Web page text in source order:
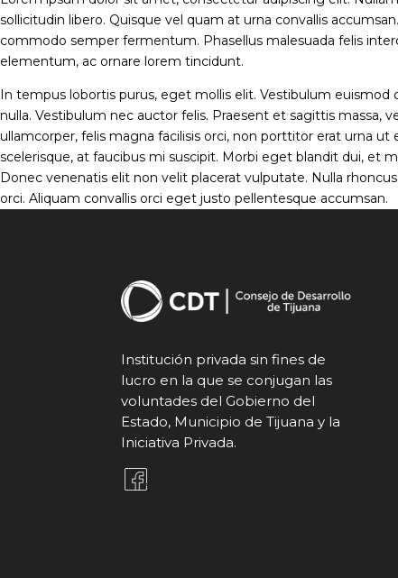
sollicitudin libero. Quisque vel quam at urna convallis
commodo semper fermentum. Phasellus malesuada felis
elementum, ac ornare lorem tincidunt.
In tempus lobortis purus, eget mollis elit. Vestibulum euismod
nulla. Vestibulum nec auctor felis. Praesent et sagittis massa,
ullamcorper, felis magna facilisis orci, non porttitor erat urna
scelerisque, at faucibus mi suscipit. Morbi eget blandit dui, et
Donec venenatis elit non velit placerat vulputate. Nulla
orci. Aliquam convallis orci eget justo pellentesque accumsan.
Institución privada sin fines de
lucro en la que se conjugan las
voluntades del Gobierno del
Estado, Municipio de Tijuana y la
Iniciativa Privada.